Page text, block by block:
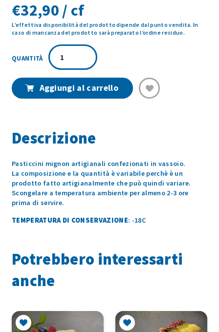
€32,90 / cf
L’effettiva disponibilità del prodotto dipende dal punto vendita. In
caso di mancanza del prodotto sarà preparato l’ordine residuo.
PASTICCERIA
MIGNON
1,5
quantità
Aggiungi al carrello
Descrizione
Pasticcini mignon artigianali confezionati in vassoio.
La composizione e la quantità è variabile perchè è un
prodotto fatto artigianalmente che può quindi variare.
Scongelare a temperatura ambiente per almeno 2-3 ore
prima di servire.
TEMPERATURA DI CONSERVAZIONE: -18C
Potrebbero interessarti
anche